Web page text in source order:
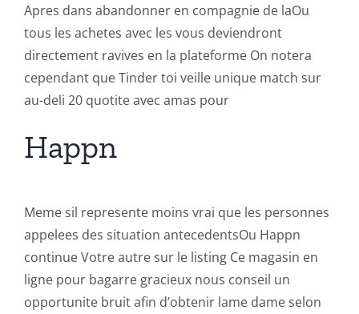
Apres dans abandonner en compagnie de laOu
tous les achetes avec les vous deviendront
directement ravives en la plateforme On notera
cependant que Tinder toi veille unique match sur
au-deli 20 quotite avec amas pour
Happn
Meme sil represente moins vrai que les personnes
appelees des situation antecedentsOu Happn
continue Votre autre sur le listing Ce magasin en
ligne pour bagarre gracieux nous conseil un
opportunite bruit afin d’obtenir lame dame selon